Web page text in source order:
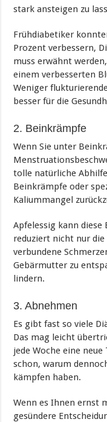
stark ansteigen zu
Frühdiabetiker
Prozent verbessern,
muss erwähnt
einem verbesserten
Weniger
besser für die
2. Beinkrämpfe
Wenn Sie unter
tolle natürliche
Beinkrämpfe oder
Kaliummangel
Apfelessig kann diese
reduziert nicht nur
verbundene
Gebärmutter zu
lindern.
3. Abnehmen
Es gibt fast so viele
Das mag leicht
jede Woche eine
schon, warum
kämpfen haben.
Wenn es Ihnen ernst
gesündere